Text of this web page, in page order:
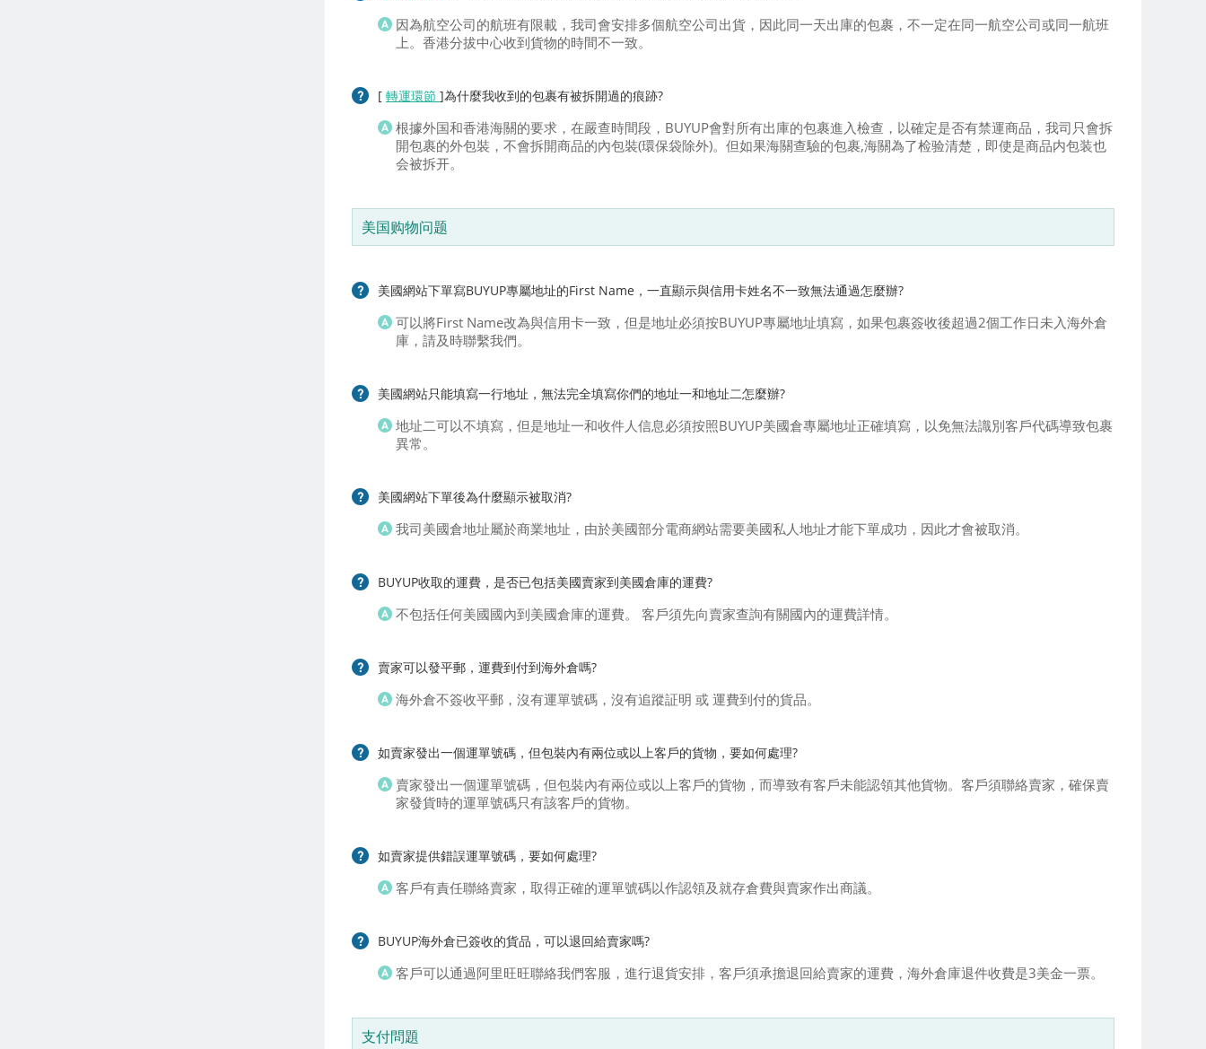
因為航空公司的航班有限載，我司會安排多個航空公司出貨，因此同一天出庫的包裹，不一定在同一航空公司或同一航班
上。香港分拔中心收到貨物的時間不一致。
[ 轉運環節 ]為什麼我收到的包裹有被拆開過的痕跡?
根據外国和香港海關的要求，在嚴查時間段，BUYUP會對所有出庫的包裹進入檢查，以確定是否有禁運商品，我司只會拆
開包裹的外包裝，不會拆開商品的內包裝(環保袋除外)。但如果海關查驗的包裹,海關為了检验清楚，即使是商品内包装也
会被拆开。
美国购物问题
美國網站下單寫BUYUP專屬地址的First Name，一直顯示與信用卡姓名不一致無法通過怎麼辦?
可以將First Name改為與信用卡一致，但是地址必須按BUYUP專屬地址填寫，如果包裹簽收後超過2個工作日未入海外倉
庫，請及時聯繫我們。
美國網站只能填寫一行地址，無法完全填寫你們的地址一和地址二怎麼辦?
地址二可以不填寫，但是地址一和收件人信息必須按照BUYUP美國倉專屬地址正確填寫，以免無法識別客戶代碼導致包裹
異常。
美國網站下單後為什麼顯示被取消?
我司美國倉地址屬於商業地址，由於美國部分電商網站需要美國私人地址才能下單成功，因此才會被取消。
BUYUP收取的運費，是否已包括美國賣家到美國倉庫的運費?
不包括任何美國國內到美國倉庫的運費。 客戶須先向賣家查詢有關國內的運費詳情。
賣家可以發平郵，運費到付到海外倉嗎?
海外倉不簽收平郵，沒有運單號碼，沒有追蹤証明 或 運費到付的貨品。
如賣家發出一個運單號碼，但包裝內有兩位或以上客戶的貨物，要如何處理?
賣家發出一個運單號碼，但包裝內有兩位或以上客戶的貨物，而導致有客戶未能認領其他貨物。客戶須聯絡賣家，確保賣
家發貨時的運單號碼只有該客戶的貨物。
如賣家提供錯誤運單號碼，要如何處理?
客戶有責任聯絡賣家，取得正確的運單號碼以作認領及就存倉費與賣家作出商議。
BUYUP海外倉已簽收的貨品，可以退回給賣家嗎?
客戶可以通過阿里旺旺聯絡我們客服，進行退貨安排，客戶須承擔退回給賣家的運費，海外倉庫退件收費是3美金一票。
支付問題